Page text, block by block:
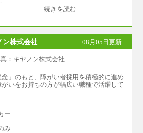
（２）共通+ 続きを読む
ン株式会社 08月05日更新
」のもと、障がい者採用を積極的に進め
いをお持ちの方が幅広い職種で活躍して
ー
み